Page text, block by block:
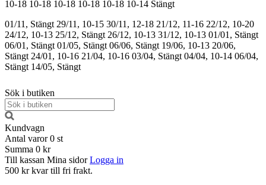
10-18 10-18 10-18 10-18 10-18 10-14 Stängt
01/11, Stängt 29/11, 10-15 30/11, 12-18 21/12, 11-16 22/12, 10-20
24/12, 10-13 25/12, Stängt 26/12, 10-13 31/12, 10-13 01/01, Stängt
06/01, Stängt 01/05, Stängt 06/06, Stängt 19/06, 10-13 20/06,
Stängt 24/01, 10-16 21/04, 10-16 03/04, Stängt 04/04, 10-14 06/04,
Stängt 14/05, Stängt
Sök i butiken
Kundvagn
Antal varor 0 st
Summa 0 kr
Till kassan Mina sidor Logga in
500 kr kvar till fri frakt.